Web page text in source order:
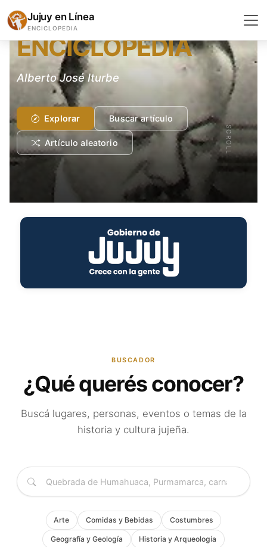
Jujuy en Línea
ENCICLOPEDIA
ENCICLOPEDIA
Alberto José Iturbe
Explorar Buscar artículo
Artículo aleatorio SCROLL
BUSCADOR
¿Qué querés conocer?
Buscá lugares, personas, eventos o temas de la
historia y cultura jujeña.
Arte Comidas y Bebidas Costumbres
Geografía y Geología Historia y Arqueología